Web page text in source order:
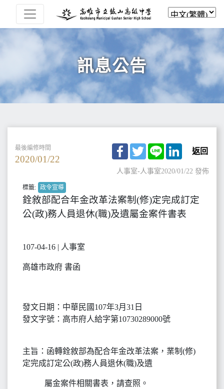
訊息公告
最後編修時間
2020/01/22
Facebook
TwitterLine LinkedIn
返回
人事室-人事室2020/01/22 發佈
標籤: 政令宣導
銓敘部配合年金改革法案制(修)定完成訂定
公(政)務人員退休(職)及遺屬金案件書表
107-04-16 | 人事室
高雄市政府 書函
發文日期：中華民國107年3月31日
發文字號：高市府人給字第10730289000號
主旨：函轉銓敘部為配合年金改革法案，業制(修)
定完成訂定公(政)務人員退休(職)及遺
屬金案件相關書表，請查照。